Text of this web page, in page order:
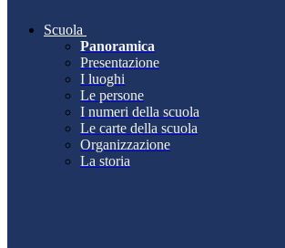
Scuola
Panoramica
Presentazione
I luoghi
Le persone
I numeri della scuola
Le carte della scuola
Organizzazione
La storia